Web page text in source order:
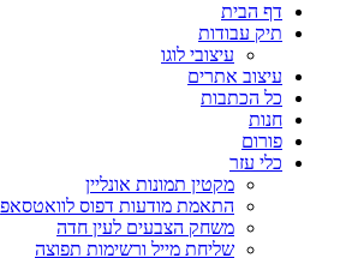
דף הבית
תיק עבודות
עיצובי לוגו
עיצוב אתרים
כל הכתבות
חנות
פורום
כלי עזר
מקטין תמונות אונליין
התאמת מודעות דפוס לוואטסאפ
משחק הצבעים לעין חדה
שליחת מייל ורשימות תפוצה